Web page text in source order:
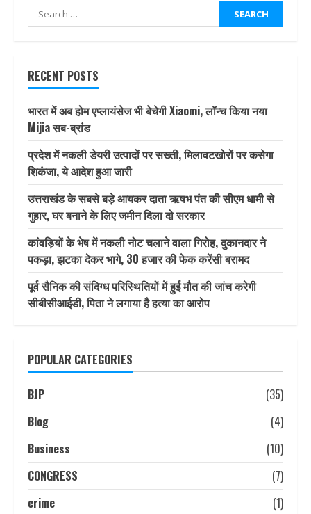
Search
for:
RECENT POSTS
भारत में अब होम एप्लायंसेज भी बेचेगी Xiaomi, लॉन्च किया नया
Mijia सब-ब्रांड
प्रदेश में नकली डेयरी उत्पादों पर सख्ती, मिलावटखोरों पर कसेगा
शिकंजा, ये आदेश हुआ जारी
उत्तराखंड के सबसे बड़े आयकर दाता ऋषभ पंत की सीएम धामी से
गुहार, घर बनाने के लिए जमीन दिला दो सरकार
कांवड़ियों के भेष में नकली नोट चलाने वाला गिरोह, दुकानदार ने
पकड़ा, झटका देकर भागे, 30 हजार की फेक करेंसी बरामद
पूर्व सैनिक की संदिग्ध परिस्थितियों में हुई मौत की जांच करेगी
सीबीसीआईडी, पिता ने लगाया है हत्या का आरोप
POPULAR CATEGORIES
BJP
(35)
Blog
(4)
Business
(10)
CONGRESS
(7)
crime
(1)